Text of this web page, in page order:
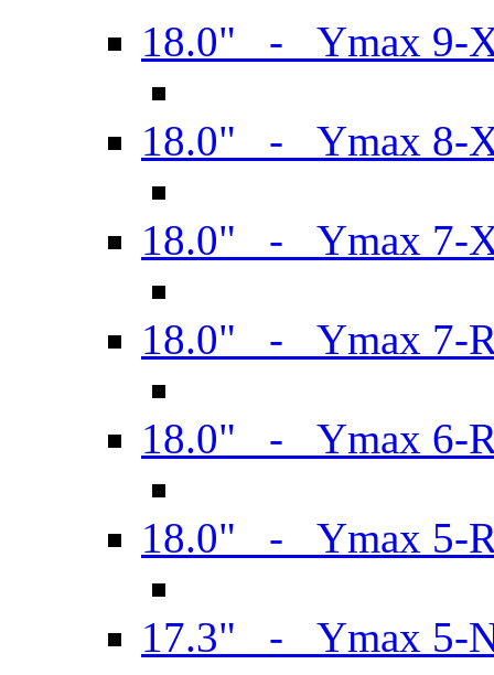
18.0" - Ymax 9-
18.0" - Ymax 8-
18.0" - Ymax 7-
18.0" - Ymax 7-
18.0" - Ymax 6-
18.0" - Ymax 5-
17.3" - Ymax 5-